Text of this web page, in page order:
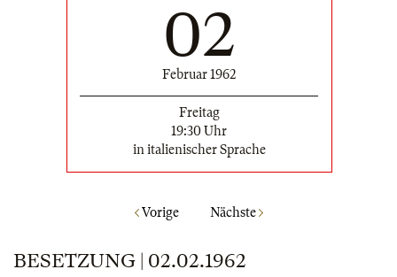
02
Februar 1962
Freitag
19:30 Uhr
in italienischer Sprache
Vorige Nächste
BESETZUNG | 02.02.1962